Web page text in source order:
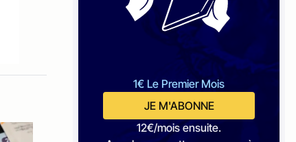
1€ Le Premier Mois
JE M'ABONNE
12€/mois ensuite.